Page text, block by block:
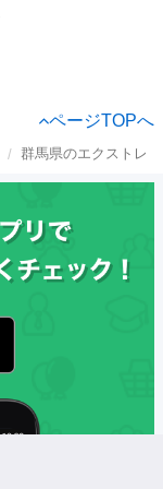
ページTOPへ
群馬県のエクストレ